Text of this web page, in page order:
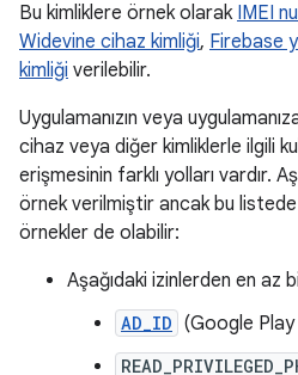
Bu kimliklere örnek olarak IMEI
Widevine cihaz kimliği, Firebase
kimliği verilebilir.
Uygulamanızın veya
cihaz veya diğer kimliklerle ilgili
erişmesinin farklı yolları vardır.
örnek verilmiştir ancak bu
örnekler de olabilir:
Aşağıdaki izinlerden en az
AD_ID (Google